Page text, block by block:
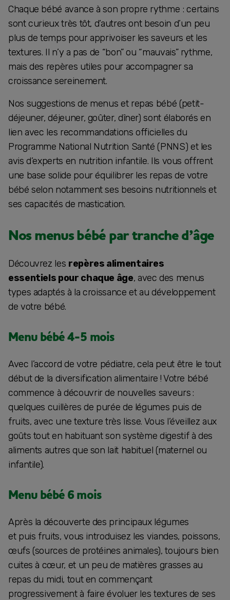
Chaque bébé avance à son propre rythme : certains
sont curieux très tôt, d’autres ont besoin d’un peu
plus de temps pour apprivoiser les saveurs et les
textures. Il n’y a pas de “bon” ou “mauvais” rythme,
mais des repères utiles pour accompagner sa
croissance sereinement.
Nos suggestions de menus et repas bébé (petit-
déjeuner, déjeuner, goûter, dîner) sont élaborés en
lien avec les recommandations officielles du
Programme National Nutrition Santé (PNNS) et les
avis d’experts en nutrition infantile. Ils vous offrent
une base solide pour équilibrer les repas de votre
bébé selon notamment ses besoins nutritionnels et
ses capacités de mastication.
Nos menus bébé par tranche d’âge
Découvrez les repères alimentaires
essentiels pour chaque âge, avec des menus
types adaptés à la croissance et au développement
de votre bébé.
Menu bébé 4-5 mois
Avec l’accord de votre pédiatre, cela peut être le tout
début de la diversification alimentaire ! Votre bébé
commence à découvrir de nouvelles saveurs :
quelques cuillères de purée de légumes puis de
fruits, avec une texture très lisse. Vous l’éveillez aux
goûts tout en habituant son système digestif à des
aliments autres que son lait habituel (maternel ou
infantile).
Menu bébé 6 mois
Après la découverte des principaux légumes
et puis fruits, vous introduisez les viandes, poissons,
œufs (sources de protéines animales), toujours bien
cuites à cœur, et un peu de matières grasses au
repas du midi, tout en commençant
progressivement à faire évoluer les textures de ses